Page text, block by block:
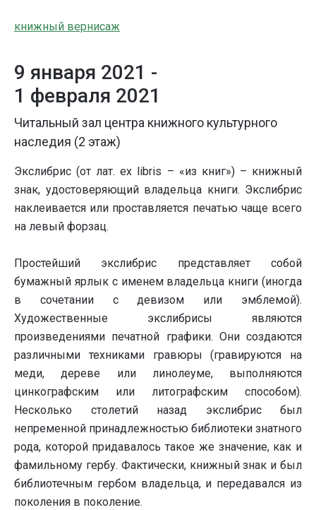
книжный вернисаж
9 января 2021 -
1 февраля 2021
Читальный зал центра книжного культурного
наследия (2 этаж)
Экслибрис (от лат. ex libris – «из книг») – книжный
знак, удостоверяющий владельца книги. Экслибрис
наклеивается или проставляется печатью чаще всего
на левый форзац.
Простейший экслибрис представляет собой
бумажный ярлык с именем владельца книги (иногда
в сочетании с девизом или эмблемой).
Художественные экслибрисы являются
произведениями печатной графики. Они создаются
различными техниками гравюры (гравируются на
меди, дереве или линолеуме, выполняются
цинкографским или литографским способом).
Несколько столетий назад экслибрис был
непременной принадлежностью библиотеки знатного
рода, которой придавалось такое же значение, как и
фамильному гербу. Фактически, книжный знак и был
библиотечным гербом владельца, и передавался из
поколения в поколение.